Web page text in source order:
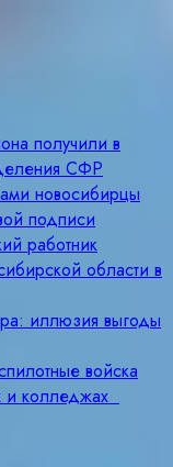
получили в
СФР
новосибирцы
подписи
работник
области в
иллюзия выгоды
войска
и колледжах